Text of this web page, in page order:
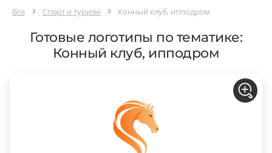
Все Спорт и туризм Конный клуб, ипподром
Готовые логотипы по тематике:
Конный клуб, ипподром